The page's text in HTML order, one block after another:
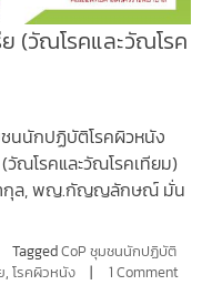
(วัณโรคและวัณโรค
ชนนักปฏิบัติโรคผิวหนัง
วัณโรคและวัณโรคเทียม)
กุล, พญ.กัญญลักษณ์ มั่น
TaggedCoP ชุมชนนักปฏิบัติ
, โรคผิวหนัง 1 Comment